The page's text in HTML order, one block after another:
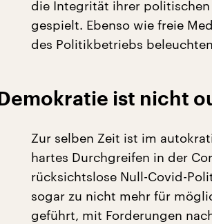
die Integrität ihrer
gespielt. Ebenso wie freie
des Politikbetriebs
Demokratie ist nicht
Zur selben Zeit ist im
hartes Durchgreifen in der
rücksichtslose Null-Covid-
sogar zu nicht mehr für
geführt, mit Forderungen